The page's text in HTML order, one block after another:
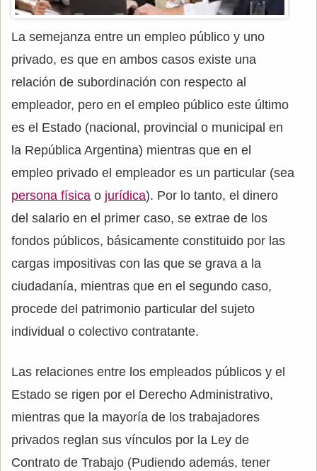
La semejanza entre un empleo público y uno
privado, es que en ambos casos existe una
relación de subordinación con respecto al
empleador, pero en el empleo público este último
es el Estado (nacional, provincial o municipal en
la República Argentina) mientras que en el
empleo privado el empleador es un particular (sea
persona física o jurídica). Por lo tanto, el dinero
del salario en el primer caso, se extrae de los
fondos públicos, básicamente constituido por las
cargas impositivas con las que se grava a la
ciudadanía, mientras que en el segundo caso,
procede del patrimonio particular del sujeto
individual o colectivo contratante.
Las relaciones entre los empleados públicos y el
Estado se rigen por el Derecho Administrativo,
mientras que la mayoría de los trabajadores
privados reglan sus vínculos por la Ley de
Contrato de Trabajo (Pudiendo además, tener